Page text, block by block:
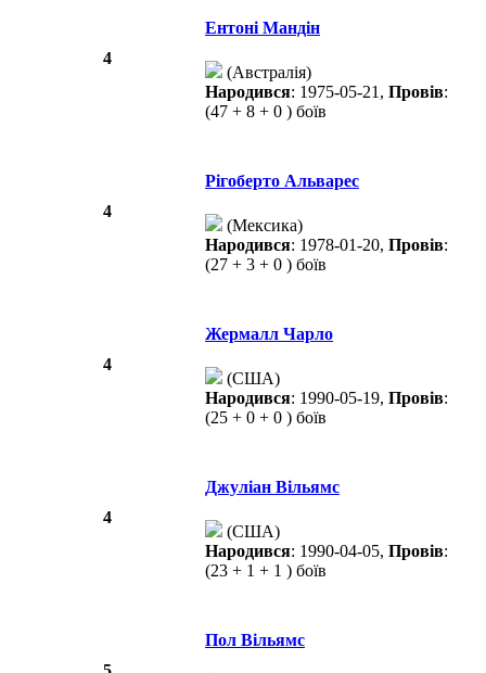
4
Ентоні Мандін
(Австралія)
Народився: 1975-05-21, Провів:
(47 + 8 + 0 ) боїв
4
Рігоберто Альварес
(Мексика)
Народився: 1978-01-20, Провів:
(27 + 3 + 0 ) боїв
4
Жермалл Чарло
(США)
Народився: 1990-05-19, Провів:
(25 + 0 + 0 ) боїв
4
Джуліан Вільямс
(США)
Народився: 1990-04-05, Провів:
(23 + 1 + 1 ) боїв
Пол Вільямс